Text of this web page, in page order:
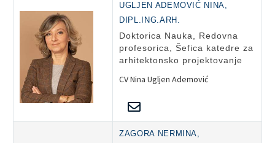
UGLJEN ADEMOVIĆ NINA,
DIPL.ING.ARH.
Doktorica Nauka, Redovna
profesorica, Šefica katedre za
arhitektonsko projektovanje
CV Nina Ugljen Ademović
ZAGORA NERMINA,